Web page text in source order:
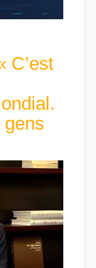
C’est
gens